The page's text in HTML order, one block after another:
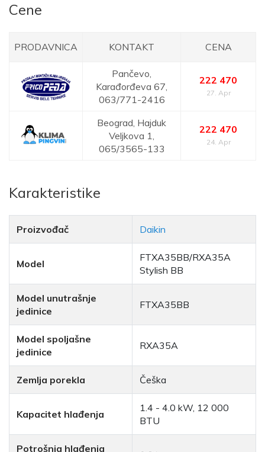
Cene
PRODAVNICA KONTAKT CENA
Pančevo,
Karađorđeva 67,
063/771-2416
222 470
27. Apr
Beograd, Hajduk
Veljkova 1,
065/3565-133
222 470
24. Apr
Karakteristike
Proizvođač Daikin
Model
FTXA35BB/RXA35A
Stylish BB
Model unutrašnje
jedinice
FTXA35BB
Model spoljašne
jedinice
RXA35A
Zemlja porekla Češka
Kapacitet hlađenja
1.4 - 4.0 kW, 12 000
BTU
Potrošnja hlađenja